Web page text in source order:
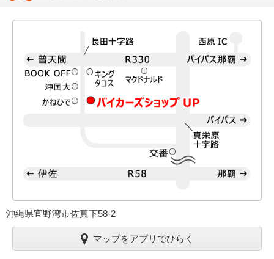
沖縄県宜野湾市佐真下58-2
マップをアプリでひらく